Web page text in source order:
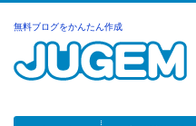
無料ブログをかんたん作成